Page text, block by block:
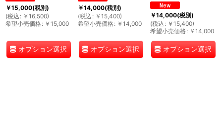
￥15,000(税別)
(税込 : ￥ 16,500)
希望小売価格: ￥ 15,000
オプション選択
￥14,000(税別)
(税込 : ￥ 15,400)
希望小売価格: ￥ 14,000
オプション選択
￥14,000(税別)
(税込 : ￥ 15,400)
希望小売価格: ￥ 14,000
オプション選択